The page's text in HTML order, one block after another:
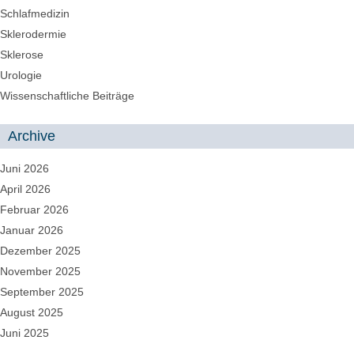
Schlafmedizin
Sklerodermie
Sklerose
Urologie
Wissenschaftliche Beiträge
Archive
Juni 2026
April 2026
Februar 2026
Januar 2026
Dezember 2025
November 2025
September 2025
August 2025
Juni 2025